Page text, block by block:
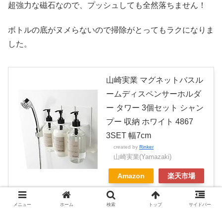
超強力な磁石なので、プッシュしても全然落ちません！
ボトルの底がヌメらないので掃除がとってもラクになりま
した。
山崎実業 マグネットバスル
ームディスペンサーホルダ
ー タワー 3個セット シャン
プー 収納 ホワイト 4867
3SET 幅7cm
created by Rinker
山崎実業(Yamazaki)
Amazon 楽天市場
メニュー ホーム 検索 トップ サイドバー